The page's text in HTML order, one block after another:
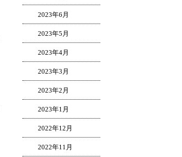
2023年6月
2023年5月
2023年4月
2023年3月
2023年2月
2023年1月
2022年12月
2022年11月